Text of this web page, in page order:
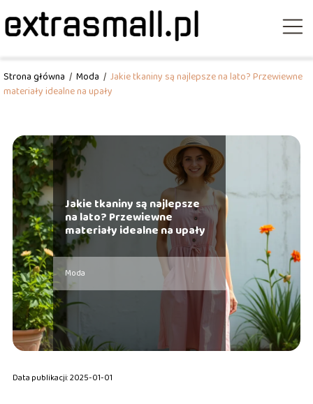
Strona główna / Moda / Jakie tkaniny są najlepsze na lato? Przewiewne
materiały idealne na upały
Jakie tkaniny są najlepsze
na lato? Przewiewne
materiały idealne na upały
Moda
Data publikacji: 2025-01-01